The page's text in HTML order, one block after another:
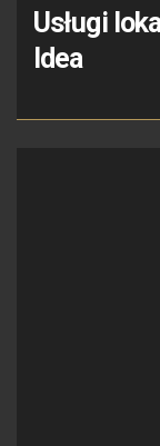
Usługi
Idea